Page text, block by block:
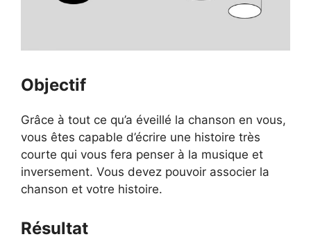
Objectif
Grâce à tout ce qu’a éveillé la chanson en vous,
vous êtes capable d’écrire une histoire très
courte qui vous fera penser à la musique et
inversement. Vous devez pouvoir associer la
chanson et votre histoire.
Résultat